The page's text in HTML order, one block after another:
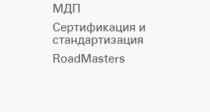
МДП
Сертификация и
стандартизация
RoadMasters